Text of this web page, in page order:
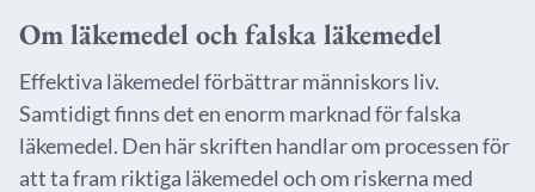
Om läkemedel och falska läkemedel
Effektiva läkemedel förbättrar människors liv.
Samtidigt finns det en enorm marknad för falska
läkemedel. Den här skriften handlar om processen för
att ta fram riktiga läkemedel och om riskerna med